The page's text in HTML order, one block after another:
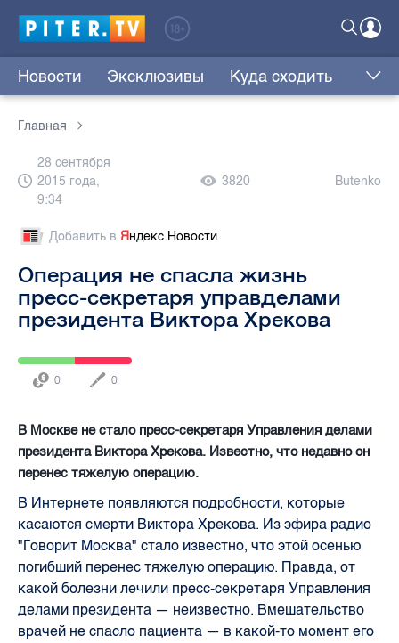
Новости Эксклюзивы Куда сходить
Главная
28 сентября
2015 года,
9:34
3820 Butenko
Добавить в Яндекс.Новости
Операция не спасла жизнь
пресс-секретаря управделами
президента Виктора Хрекова
0 0
В Москве не стало пресс-секретаря Управления делами
президента Виктора Хрекова. Известно, что недавно он
перенес тяжелую операцию.
В Интернете появляются подробности, которые
касаются смерти Виктора Хрекова. Из эфира радио
"Говорит Москва" стало известно, что этой осенью
погибший перенес тяжелую операцию. Правда, от
какой болезни лечили пресс-секретаря Управления
делами президента — неизвестно. Вмешательство
врачей не спасло пациента — в какой-то момент его